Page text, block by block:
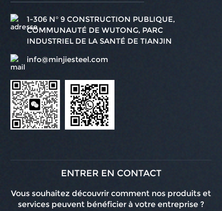
1-306 N° 9 CONSTRUCTION PUBLIQUE,
COMMUNAUTÉ DE WUTONG, PARC
INDUSTRIEL DE LA SANTÉ DE TIANJIN
info@minjiesteel.com
ENTRER EN CONTACT
Vous souhaitez découvrir comment nos produits et
services peuvent bénéficier à votre entreprise ?